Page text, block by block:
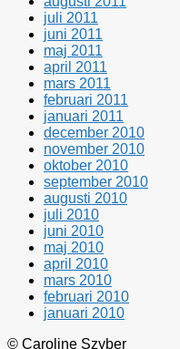
juli 2011
juni 2011
maj 2011
april 2011
mars 2011
februari 2011
januari 2011
december 2010
november 2010
oktober 2010
september 2010
augusti 2010
juli 2010
juni 2010
maj 2010
april 2010
mars 2010
februari 2010
januari 2010
© Caroline Szyber